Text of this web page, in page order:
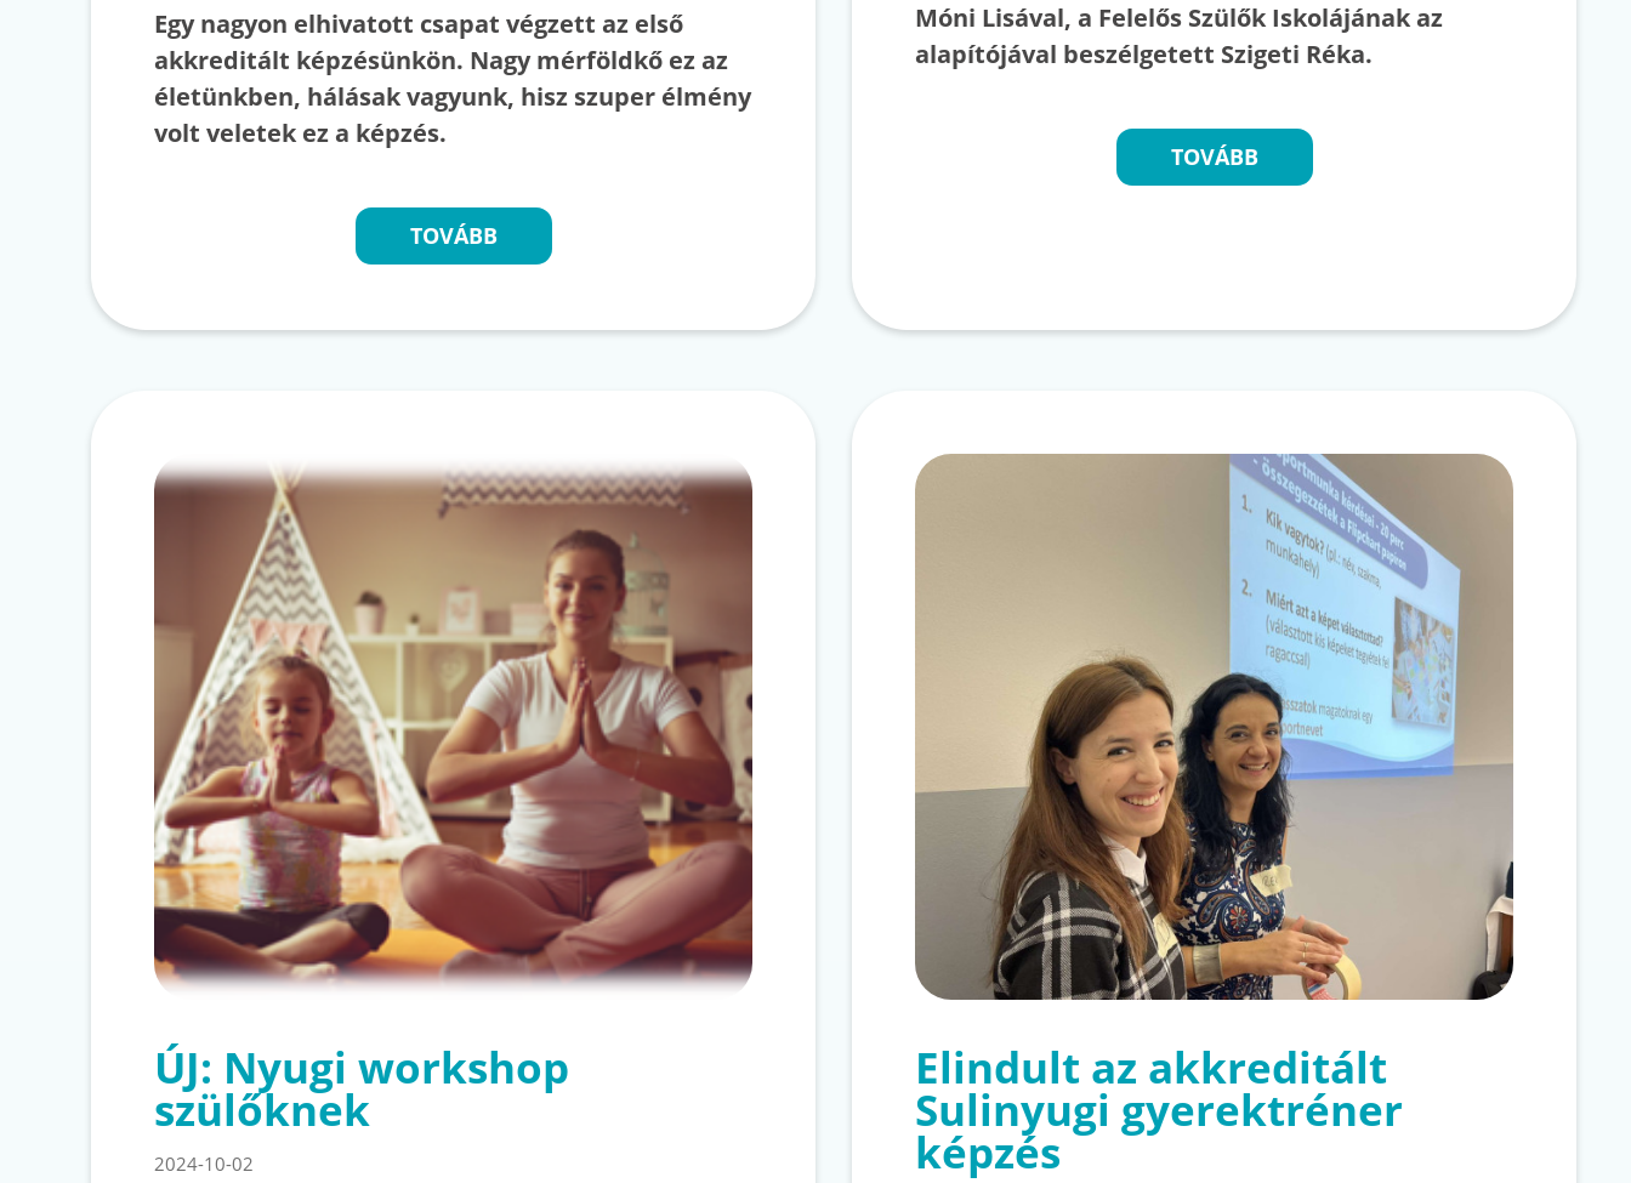
Egy nagyon elhivatott csapat végzett az első
akkreditált képzésünkön. Nagy mérföldkő ez az
életünkben, hálásak vagyunk, hisz szuper élmény
volt veletek ez a képzés.
TOVÁBB
Móni Lisával, a Felelős Szülők Iskolájának az
alapítójával beszélgetett Szigeti Réka.
TOVÁBB
ÚJ: Nyugi workshop
szülőknek
2024-10-02
Elindult az akkreditált
Sulinyugi gyerektréner
képzés